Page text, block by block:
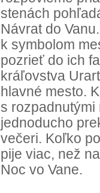
stenách
Návrat do
k symbolom
pozrieť do ich
kráľovstva
hlavné mesto.
s rozpadnutými
jednoducho
večeri. Koľko
pije viac, než
Noc vo Vane.